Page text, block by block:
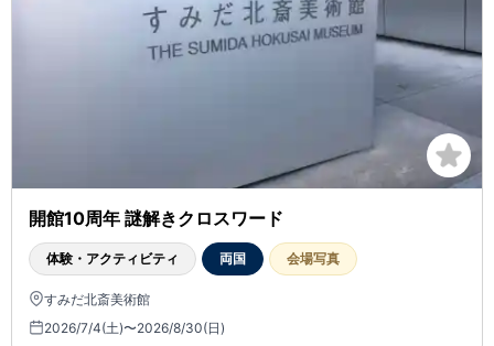
開館10周年 謎解きクロスワード
体験・アクティビティ 両国 会場写真
すみだ北斎美術館
2026/7/4(土)〜2026/8/30(日)